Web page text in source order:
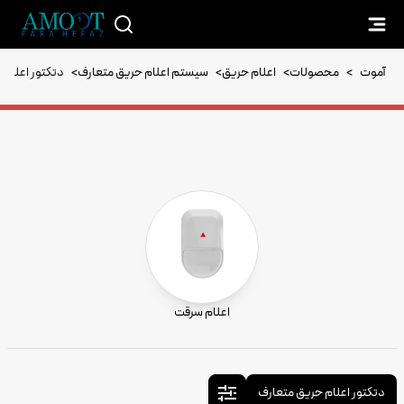
آموت > محصولات> اعلام حریق> سیستم اعلام حریق متعارف> دتکتور
اعلام سرقت
دتکتور اعلام حریق متعارف